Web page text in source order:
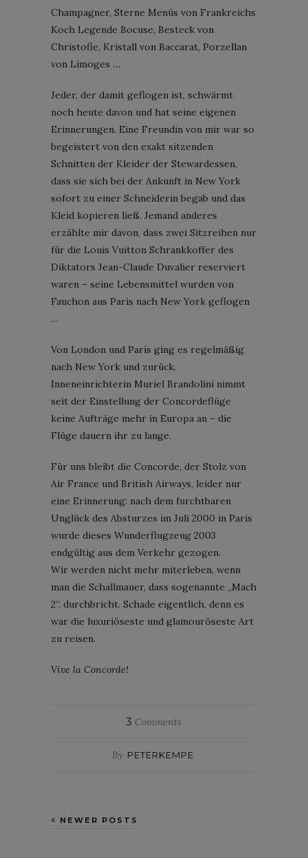
Champagner, Sterne Menüs von Frankreichs
Koch Legende Bocuse, Besteck von
Christofle, Kristall von Baccarat, Porzellan
von Limoges …
Jeder, der damit geflogen ist, schwärmt
noch heute davon und hat seine eigenen
Erinnerungen. Eine Freundin von mir war so
begeistert von den exakt sitzenden
Schnitten der Kleider der Stewardessen,
dass sie sich bei der Ankunft in New York
sofort zu einer Schneiderin begab und das
Kleid kopieren ließ. Jemand anderes
erzählte mir davon, dass zwei Sitzreihen nur
für die Louis Vuitton Schrankkoffer des
Diktators Jean-Claude Duvalier reserviert
waren – seine Lebensmittel wurden von
Fauchon aus Paris nach New York geflogen
…
Von London und Paris ging es regelmäßig
nach New York und zurück.
Inneneinrichterin Muriel Brandolini nimmt
seit der Einstellung der Concordeflüge
keine Aufträge mehr in Europa an – die
Flüge dauern ihr zu lange.
Für uns bleibt die Concorde, der Stolz von
Air France und British Airways, leider nur
eine Erinnerung: nach dem furchtbaren
Unglück des Absturzes im Juli 2000 in Paris
wurde dieses Wunderflugzeug 2003
endgültig aus dem Verkehr gezogen.
Wir werden nicht mehr miterleben, wenn
man die Schallmauer, dass sogenannte „Mach
2“, durchbricht. Schade eigentlich, denn es
war die luxuriöseste und glamouröseste Art
zu reisen.
Vive la Concorde!
3 Comments
By PETERKEMPE
NEWER POSTS